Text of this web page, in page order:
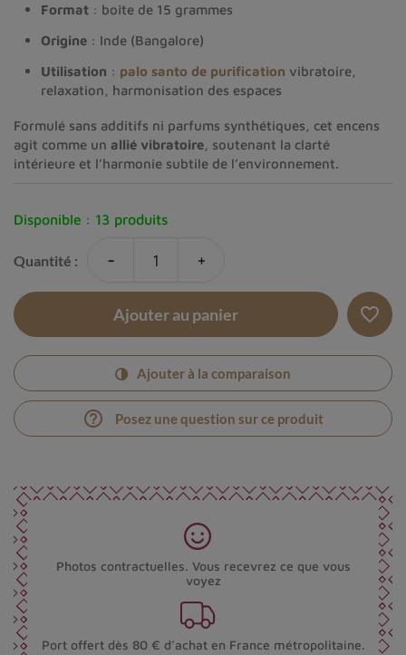
Format : boîte de 15 grammes
Origine : Inde (Bangalore)
Utilisation : palo santo de purification vibratoire,
relaxation, harmonisation des espaces
Formulé sans additifs ni parfums synthétiques, cet encens
agit comme un allié vibratoire , soutenant la clarté
intérieure et l’harmonie subtile de l’environnement.
Disponible : 13 produits
Quantité : - +
Ajouter au panier favorite_border
Ajouter à la comparaison
help_outline Posez une question sur ce produit
Photos contractuelles. Vous recevrez ce que vous
voyez
Port offert dès 80 € d’achat en France métropolitaine.